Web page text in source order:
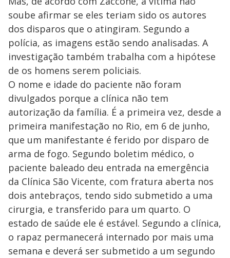
soube afirmar se eles teriam sido os autores
dos disparos que o atingiram. Segundo a
polícia, as imagens estão sendo analisadas. A
investigação também trabalha com a hipótese
de os homens serem policiais.
O nome e idade do paciente não foram
divulgados porque a clínica não tem
autorização da família. É a primeira vez, desde a
primeira manifestação no Rio, em 6 de junho,
que um manifestante é ferido por disparo de
arma de fogo. Segundo boletim médico, o
paciente baleado deu entrada na emergência
da Clínica São Vicente, com fratura aberta nos
dois antebraços, tendo sido submetido a uma
cirurgia, e transferido para um quarto. O
estado de saúde ele é estável. Segundo a clínica,
o rapaz permanecerá internado por mais uma
semana e deverá ser submetido a um segundo